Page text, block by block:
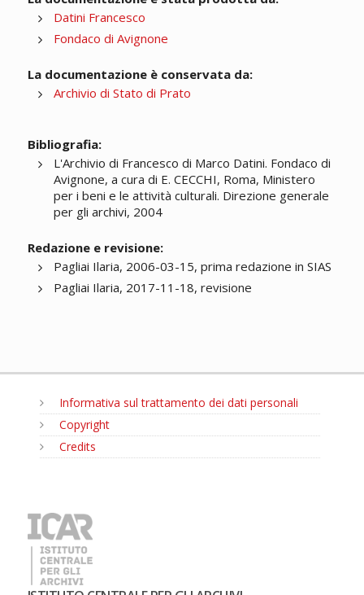
Datini Francesco
Fondaco di Avignone
La documentazione è conservata da:
Archivio di Stato di Prato
Bibliografia:
L'Archivio di Francesco di Marco Datini. Fondaco di
Avignone, a cura di E. CECCHI, Roma, Ministero
per i beni e le attività culturali. Direzione generale
per gli archivi, 2004
Redazione e revisione:
Pagliai Ilaria, 2006-03-15, prima redazione in SIAS
Pagliai Ilaria, 2017-11-18, revisione
Informativa sul trattamento dei dati personali
Copyright
Credits